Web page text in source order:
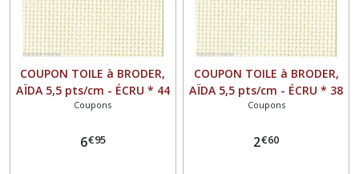
COUPON TOILE à BRODER,
AÏDA 5,5 pts/cm - ÉCRU * 44
x 88 cm *
Coupons
6€95
COUPON TOILE à BRODER,
AÏDA 5,5 pts/cm - ÉCRU * 38
x 38 cm *
Coupons
2€60